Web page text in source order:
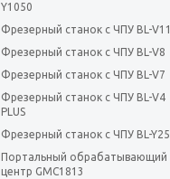
Y1050
Фрезерный станок с ЧПУ BL-V11
Фрезерный станок с ЧПУ BL-V8
Фрезерный станок с ЧПУ BL-V7
Фрезерный станок с ЧПУ BL-V4
PLUS
Фрезерный станок с ЧПУ BL-Y25
Портальный обрабатывающий
центр GMC1813